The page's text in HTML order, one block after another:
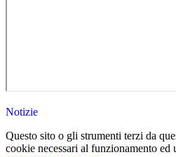
Notizie
Questo sito o gli strumenti terzi da
cookie necessari al funzionamento